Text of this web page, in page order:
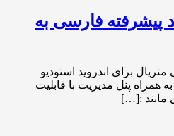
پیشرفته فارسی به
برای اندروید استودیو
همراه پنل مدیریت با قابلیت
مانند :[…]